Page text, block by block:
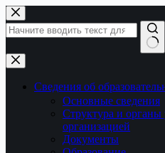
Перейти
к
сути
Ничего
не
найденоСведения об
Основные сведения
Структура и органы
организацией
Документы